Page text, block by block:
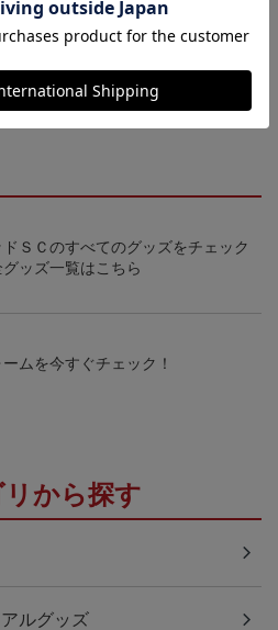
イテッドSC ピ
タオルマフラー
高知ユナイテッドSC マ
フィティフ タオルマフラ
2,500円
ＳＣのすべてのグッズをチェック
ッズ一覧はこちら
ムを今すぐチェック！
から探す
ルグッズ